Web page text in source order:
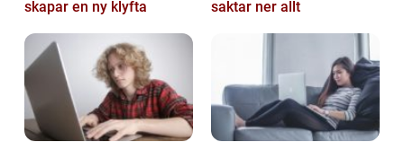
skapar en ny klyfta
saktar ner allt